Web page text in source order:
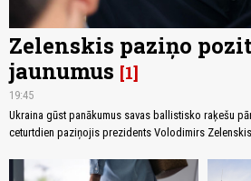
Zelenskis paziņo
jaunumus 1
19:45
Ukraina gūst panākumus savas ballistisko raķešu
ceturtdien paziņojis prezidents Volodimirs Zelenskis.